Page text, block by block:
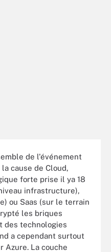
de l'événement
cause de Cloud,
forte prise il ya 18
infrastructure),
ou Saas (sur le terrain
les briques
des technologies
a cependant surtout
Azure. La couche